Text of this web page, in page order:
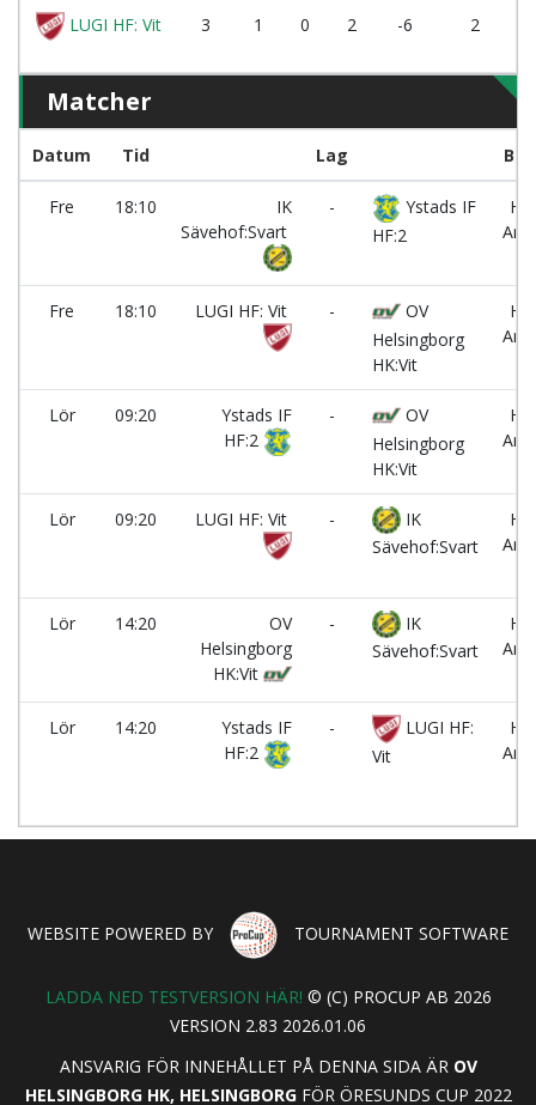
LUGI HF: Vit 3 1 0 2 -6 2
Matcher
Datum Tid Lag
Fre 18:10
IK
Sävehof:Svart
-
Ystads IF
HF:2
Fre 18:10 LUGI HF: Vit -
OV
Helsingborg
HK:Vit
Lör 09:20
Ystads IF
HF:2
-
OV
Helsingborg
HK:Vit
Lör 09:20 LUGI HF: Vit -
IK
Sävehof:Svart
Lör 14:20
OV
Helsingborg
HK:Vit
-
IK
Sävehof:Svart
Lör 14:20
Ystads IF
HF:2
-
LUGI HF:
Vit
WEBSITE POWERED BY TOURNAMENT SOFTWARE
LADDA NED TESTVERSION HÄR! © (C) PROCUP AB 2026
VERSION 2.83 2026.01.06
ANSVARIG FÖR INNEHÅLLET PÅ DENNA SIDA ÄR OV
HELSINGBORG HK, HELSINGBORGFÖR ÖRESUNDS CUP 2022